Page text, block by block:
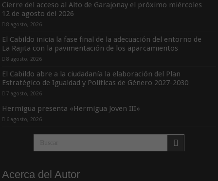
Cierre del acceso al Alto de Garajonay el próximo miércoles
12 de agosto del 2026
8 agosto, 2026
El Cabildo inicia la fase final de la adecuación del entorno de
La Rajita con la pavimentación de los aparcamientos
8 agosto, 2026
El Cabildo abre a la ciudadanía la elaboración del Plan
Estratégico de Igualdad y Políticas de Género 2027-2030
7 agosto, 2026
Hermigua presenta «Hermigua Joven III»
6 agosto, 2026
Acerca del Autor